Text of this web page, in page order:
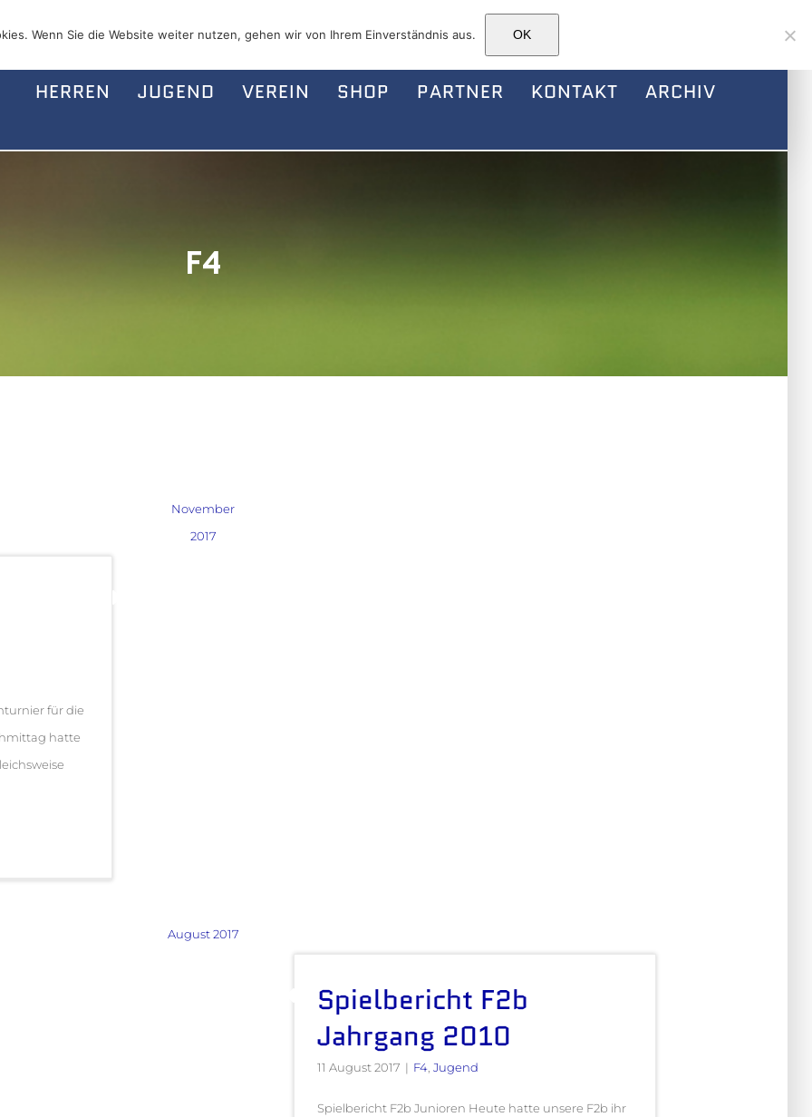
HERREN JUGEND VEREIN SHOP PARTNER KONTAKT ARCHIV
F4
November
2017
für die
hatte
August 2017
Spielbericht F2b
Jahrgang 2010
11 August 2017 | F4 Jugend
Spielbericht F2b Junioren Heute hatte unsere F2b ihr
Wenn Sie die Website weiter nutzen, gehen wir von Ihrem Einverständnis aus. OK